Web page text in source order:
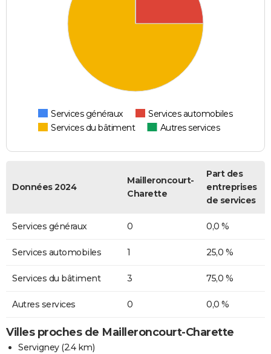
Services généraux
Services automobiles
Services du bâtiment
Autres services
Données 2024
Mailleroncourt-
Charette
Part des
entreprises
de services
Services généraux 0 0,0 %
Services automobiles 1 25,0 %
Services du bâtiment 3 75,0 %
Autres services 0 0,0 %
Villes proches de Mailleroncourt-Charette
Servigney(2.4 km)